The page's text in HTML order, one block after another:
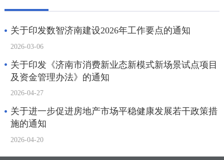
关于印发数智济南建设2026年工作要点的通知
2026-03-06
关于印发《济南市消费新业态新模式新场景试点项目
及资金管理办法》的通知
2026-04-27
关于进一步促进房地产市场平稳健康发展若干政策措
施的通知
2026-04-20